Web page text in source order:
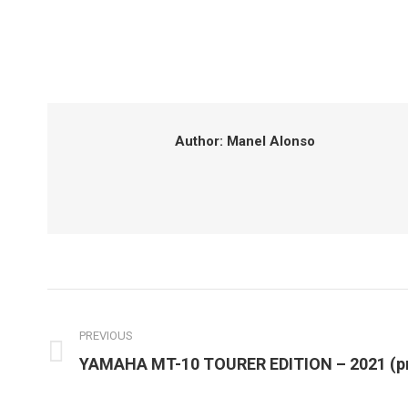
Author: Manel Alonso
navigation
PREVIOUS
Previous
YAMAHA MT-10 TOURER EDITION – 2021